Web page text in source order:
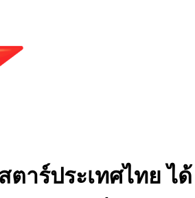
ตาร์ประเทศไทย ได้